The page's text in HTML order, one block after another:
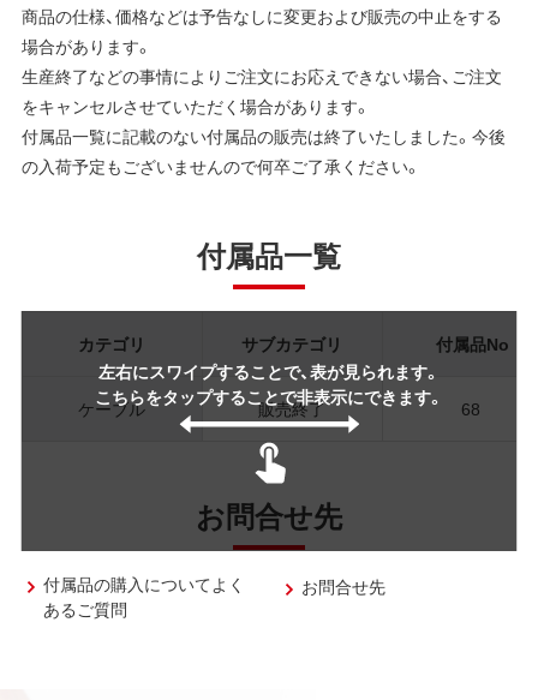
商品の仕様、価格などは予告なしに変更および販売の中止をする
場合があります。
生産終了などの事情によりご注文にお応えできない場合、ご注文
をキャンセルさせていただく場合があります。
付属品一覧に記載のない付属品の販売は終了いたしました。今後
の入荷予定もございませんので何卒ご了承ください。
付属品一覧
左右にスワイプすることで、表が見られます。
こちらをタップすることで非表示にできます。
カテゴリ サブカテゴリ 付属品No
ケーブル 販売終了 68
お問合せ先
付属品の購入についてよく
あるご質問
お問合せ先